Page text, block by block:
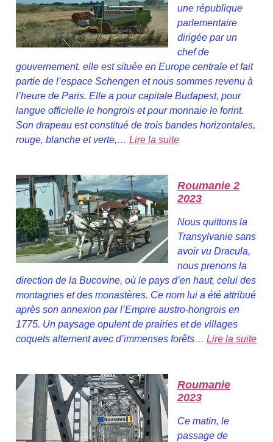
une république
parlementaire
dirigée par un
chef de
gouvernement, elle est située en Europe centrale et fait
partie de l’espace Schengen et nous sommes revenu à
l’heure de Paris. Elle a pour capitale Budapest, pour
langue officielle le hongrois et pour monnaie le forint.
Son drapeau est constitué de trois bandes horizontales,
rouge, blanche et verte,… Lire la suite
Roumanie 2
2023
Nous quittons la
Transylvanie sans
avoir vu Dracula,
nous prenons la
direction de la Bucovine, où le pays d’en haut, celui des
montagnes et des monastères. Ce nom lui a été attribué
après son annexion par l’Empire austro-hongrois en
1775. Un paysage opulent de prairies et de villages
coquets alternent avec d’immenses forêts… Lire la suite
Roumanie
2023
Ce matin, le
passage de